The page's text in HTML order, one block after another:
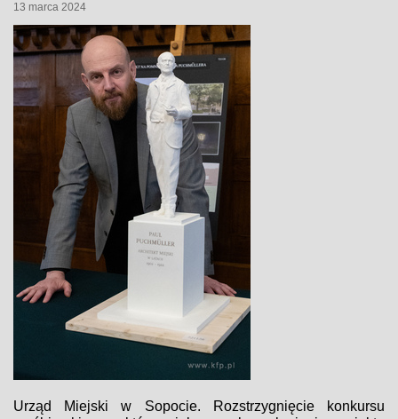
13 marca 2024
Urząd Miejski w Sopocie. Rozstrzygnięcie konkursu